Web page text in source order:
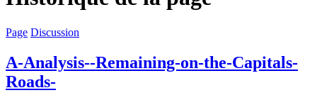
Page Discussion
A-Analysis--Remaining-on-the-Capitals-
Roads-